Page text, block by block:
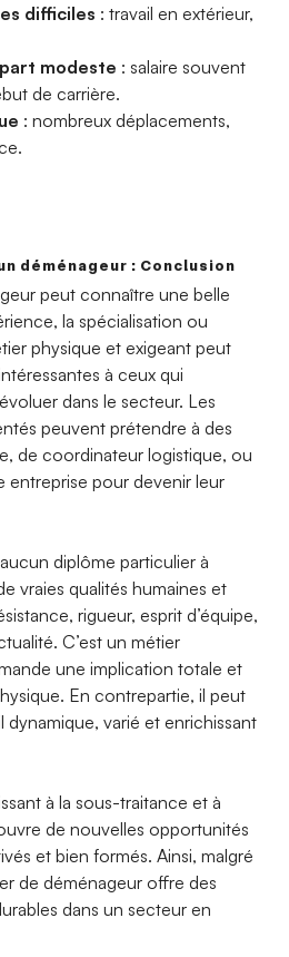
difficiles : travail en extérieur,
modeste : salaire souvent
de carrière.
: nombreux déplacements,
déménageur : Conclusion
peut connaître une belle
la spécialisation ou
physique et exigeant peut
à ceux qui
dans le secteur. Les
peuvent prétendre à des
de coordinateur logistique, ou
entreprise pour devenir leur
diplôme particulier à
vraies qualités humaines et
rigueur, esprit d’équipe,
C’est un métier
une implication totale et
En contrepartie, il peut
varié et enrichissant
à la sous-traitance et à
de nouvelles opportunités
et bien formés. Ainsi, malgré
de déménageur offre des
dans un secteur en